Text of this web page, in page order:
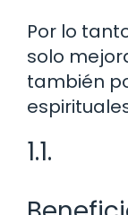
Por lo
solo
también
1.1.